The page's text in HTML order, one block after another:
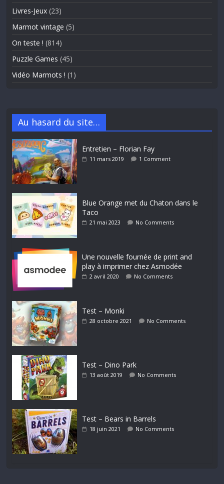
Livres-Jeux (23)
Marmot vintage (5)
On teste ! (814)
Puzzle Games (45)
Vidéo Marmots ! (1)
Au hasard du site…
Entretien – Florian Fay
11 mars 2019 1 Comment
Blue Orange met du Chaton dans le
Taco
21 mai 2023 No Comments
Une nouvelle fournée de print and
play à imprimer chez Asmodée
2 avril 2020 No Comments
Test – Monki
28 octobre 2021 No Comments
Test – Dino Park
13 août 2019 No Comments
Test – Bears in Barrels
18 juin 2021 No Comments